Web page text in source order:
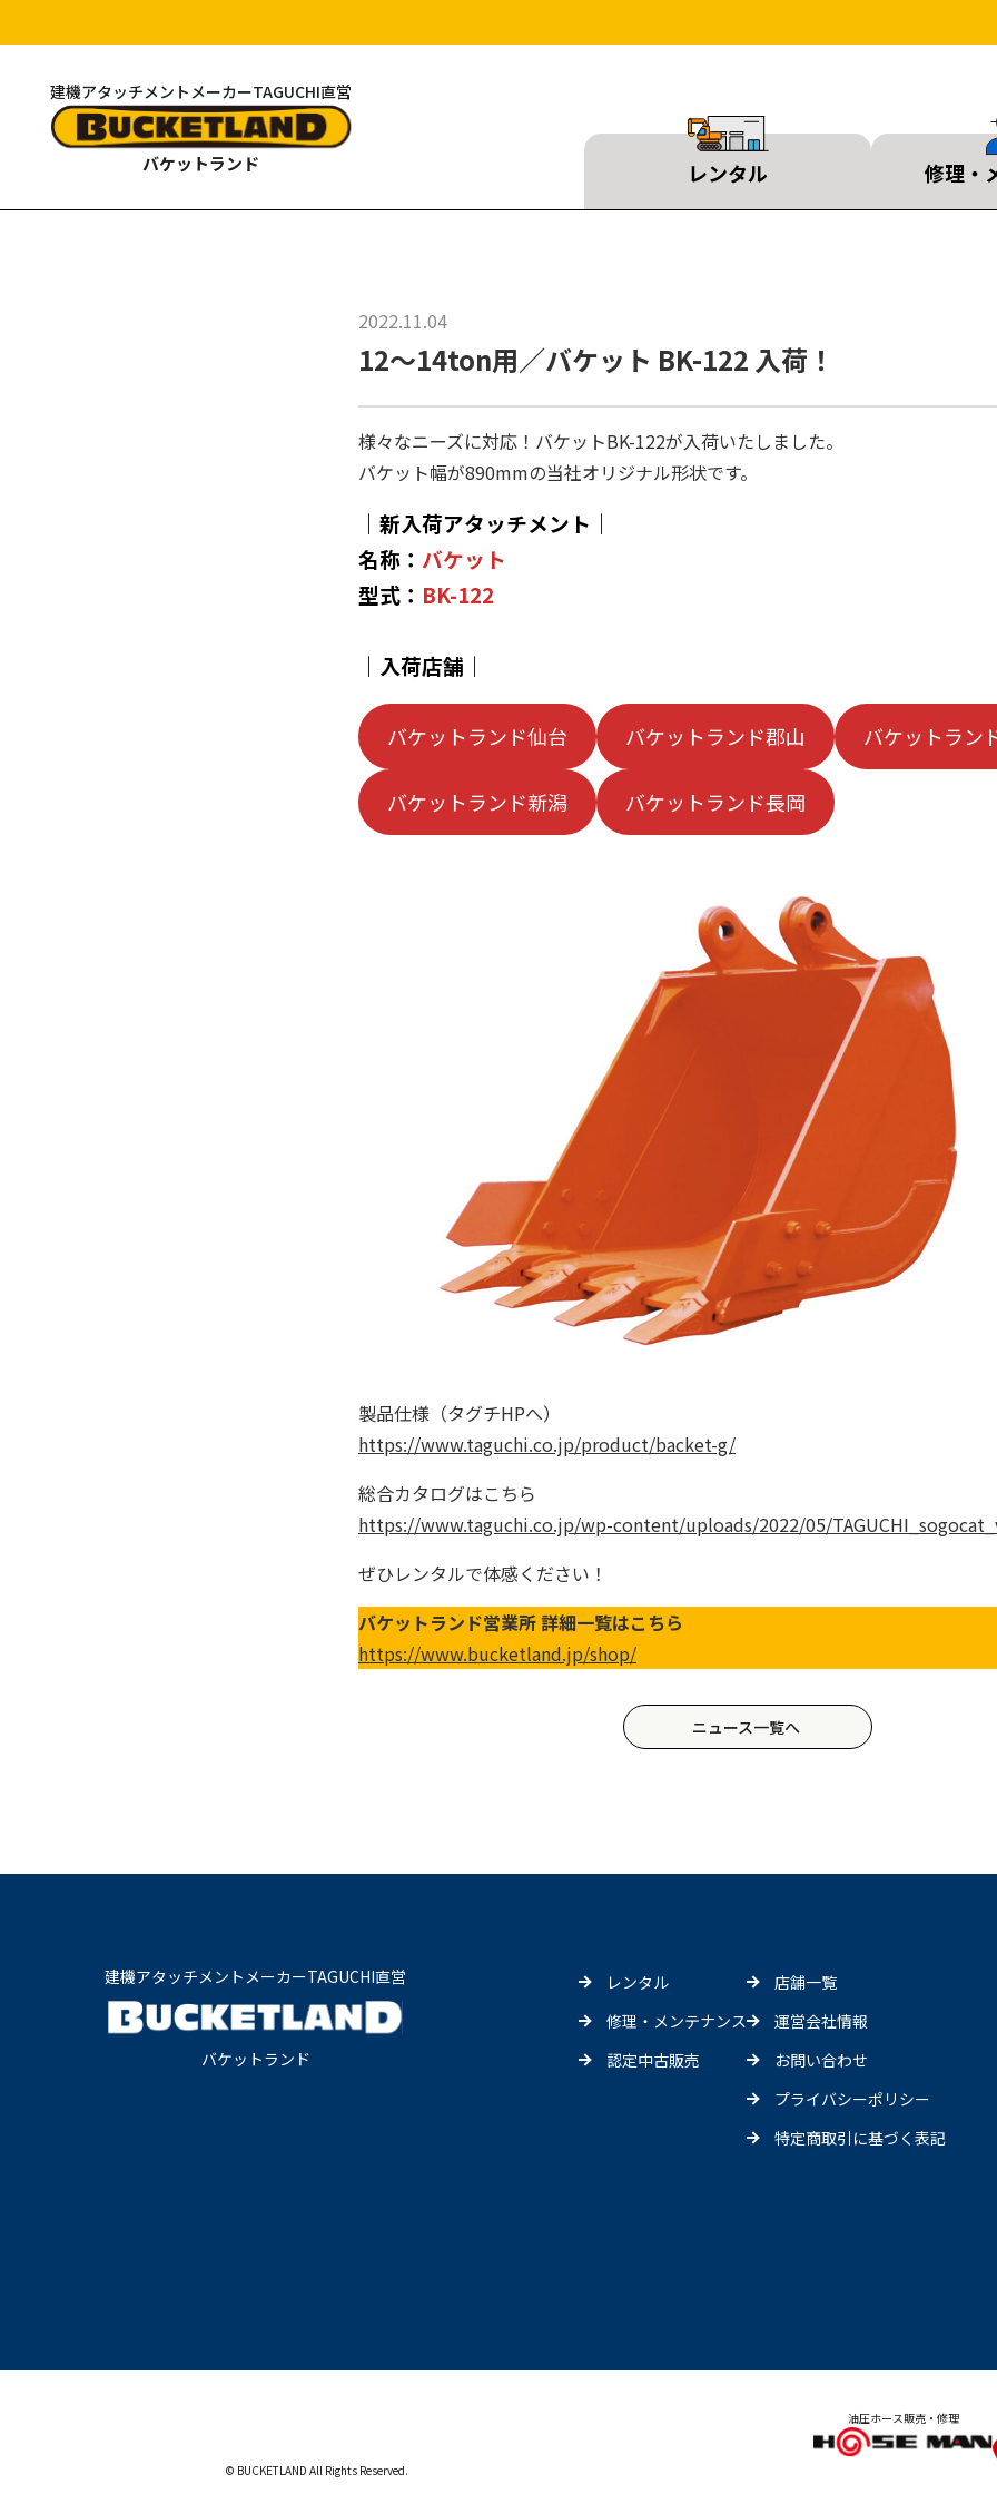
建機アタッチメントメーカーTAGUCHI直営
バケットランド レンタル 修理・
2022.11.04
12〜14ton用／バケット BK-122 入荷！
様々なニーズに対応！バケットBK-122が入荷いたしました。
バケット幅が890mmの当社オリジナル形状です。
｜新入荷アタッチメント ｜
名称： バケット
型式： BK-122
｜ 入荷店舗 ｜
バケットランド仙台 バケットランド郡山 バケットラン
バケットランド新潟 バケットランド長岡
製品仕様（タグチHPへ）
https://www.taguchi.co.jp/product/backet-g/
総合カタログはこちら
https://www.taguchi.co.jp/wp-content/uploads/2022/05/
ぜひレンタルで体感ください！
バケットランド営業所 詳細一覧はこちら
https://www.bucketland.jp/shop/
ニュース一覧へ
建機アタッチメントメーカーTAGUCHI直営
バケットランド
レンタル
修理・メンテナンス
認定中古販売
店舗一覧
運営会社情報
お問い合わせ
プライバシーポリシー
特定商取引に基づく表記
© BUCKETLAND All Rights Reserved.
油圧ホース販売・修理